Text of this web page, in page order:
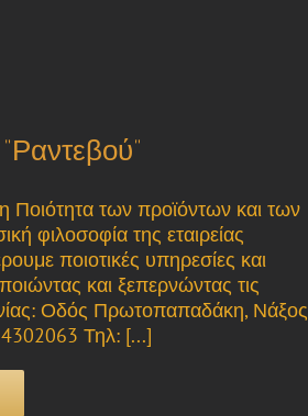
των προϊόντων και των
φιλοσοφία της εταιρείας
ποιοτικές υπηρεσίες και
και ξεπερνώντας τις
Οδός Πρωτοπαπαδάκη, Νάξος
Τηλ: [...]